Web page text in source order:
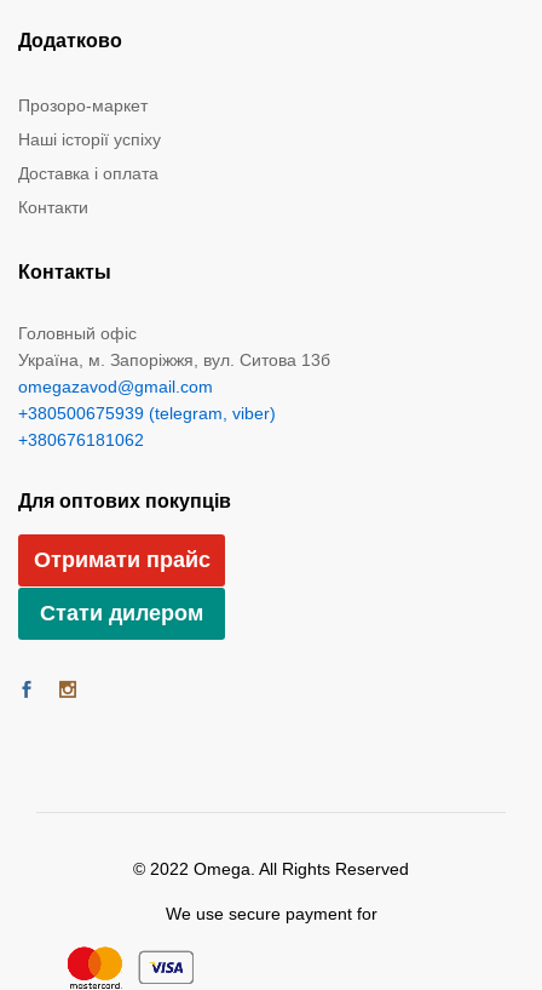
Додатково
Прозоро-маркет
Наші історії успіху
Доставка і оплата
Контакти
Контакты
Головный офіс
Україна, м. Запоріжжя, вул. Ситова 13б
omegazavod@gmail.com
+380500675939 (telegram, viber)
+380676181062
Для оптових покупців
Отримати прайс
Стати дилером
© 2022 Omega. All Rights Reserved
We use secure payment for